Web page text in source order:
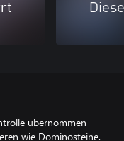
übernommen
wie Dominosteine.